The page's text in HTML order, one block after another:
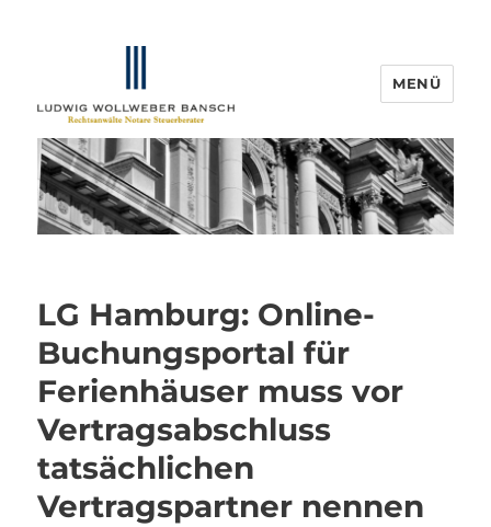
IP-Blogger.de
MENÜ
LG Hamburg: Online-
Buchungsportal für
Ferienhäuser muss vor
Vertragsabschluss
tatsächlichen
Vertragspartner nennen